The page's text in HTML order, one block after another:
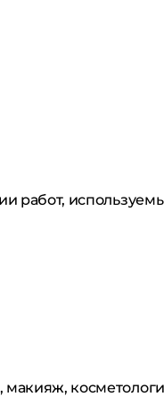
работ,
макияж,